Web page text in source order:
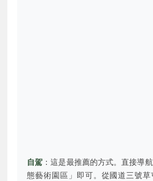
自駕 ：這是最推薦的方式。直接導
態藝術園區」即可。從國道三號